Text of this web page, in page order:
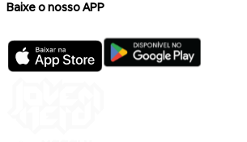
Baixe o nosso APP